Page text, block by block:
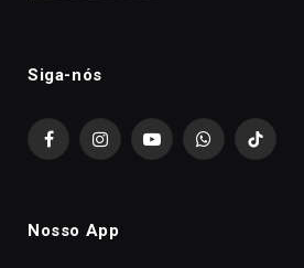
Siga-nós
FacebookInstagramYouTubeWhatsAppTikTok
Nosso App